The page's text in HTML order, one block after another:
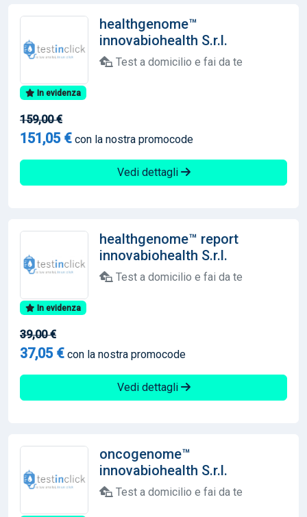
healthgenome™
innovabiohealth S.r.l.
Test a domicilio e fai da te
In evidenza
159,00 €
151,05 € con la nostra promocode
Vedi dettagli
healthgenome™ report
innovabiohealth S.r.l.
Test a domicilio e fai da te
In evidenza
39,00 €
37,05 € con la nostra promocode
Vedi dettagli
oncogenome™
innovabiohealth S.r.l.
Test a domicilio e fai da te